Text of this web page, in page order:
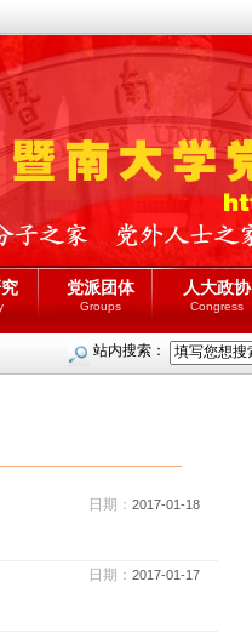
党派团体
Groups
人大政协
Congress
站内搜索：
日期： 2017-01-18
日期： 2017-01-17